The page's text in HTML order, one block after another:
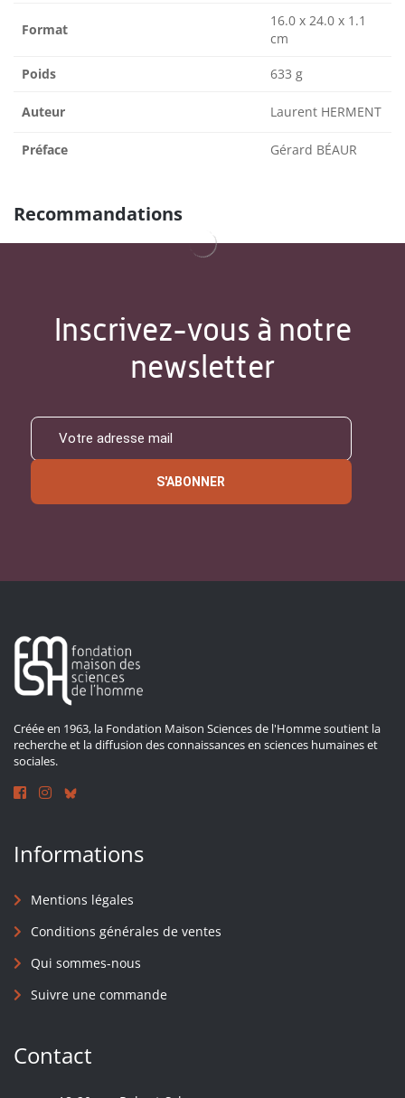
Format
16.0 x 24.0 x 1.1
cm
Poids 633 g
Auteur Laurent HERMENT
Préface Gérard BÉAUR
Recommandations
Inscrivez-vous à notre
newsletter
S'ABONNER
Créée en 1963, la Fondation Maison Sciences de l'Homme soutient la
recherche et la diffusion des connaissances en sciences humaines et
sociales.
Informations
Mentions légales
Conditions générales de ventes
Qui sommes-nous
Suivre une commande
Contact